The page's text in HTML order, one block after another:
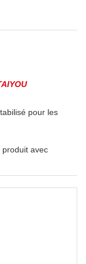
pour les
produit avec